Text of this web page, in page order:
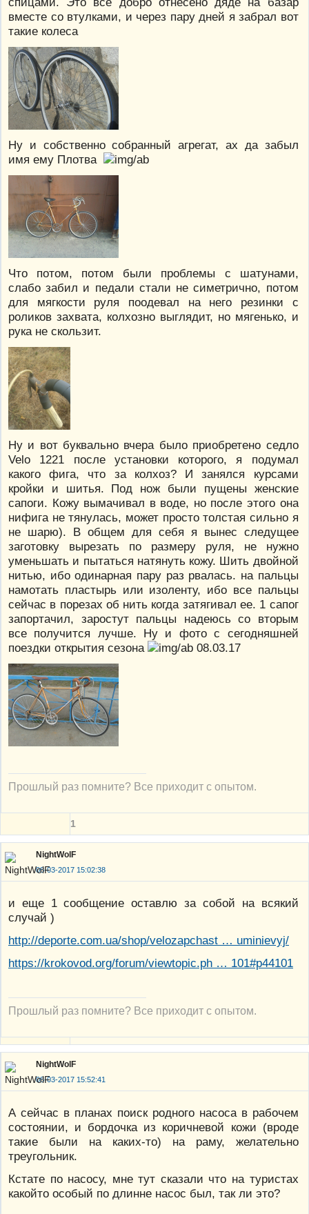
вместе со втулками, и через пару дней я забрал вот
такие колеса
Ну и собственно собранный агрегат, ах да забыл
имя ему Плотва
Что потом, потом были проблемы с шатунами,
слабо забил и педали стали не симетрично, потом
для мягкости руля поодевал на него резинки с
роликов захвата, колхозно выглядит, но мягенько, и
рука не скользит.
Ну и вот буквально вчера было приобретено седло
Velo 1221 после установки которого, я подумал
какого фига, что за колхоз? И занялся курсами
кройки и шитья. Под нож были пущены женские
сапоги. Кожу вымачивал в воде, но после этого она
нифига не тянулась, может просто толстая сильно я
не шарю). В общем для себя я вынес следущее
заготовку вырезать по размеру руля, не нужно
уменьшать и пытаться натянуть кожу. Шить двойной
нитью, ибо одинарная пару раз рвалась. на пальцы
намотать пластырь или изоленту, ибо все пальцы
сейчас в порезах об нить когда затягивал ее. 1 сапог
запортачил, заростут пальцы надеюсь со вторым
все получится лучше. Ну и фото с сегодняшней
поездки открытия сезона
08.03.17
Прошлый раз помните? Все приходит с опытом.
1
NightWolF
08-03-2017 15:02:38
и еще 1 сообщение оставлю за собой на всякий
случай )
http://deporte.com.ua/shop/velozapchast … uminievyj/
https://krokovod.org/forum/viewtopic.ph … 101#p44101
Прошлый раз помните? Все приходит с опытом.
NightWolF
08-03-2017 15:52:41
А сейчас в планах поиск родного насоса в рабочем
состоянии, и бордочка из коричневой кожи (вроде
такие были на каких-то) на раму, желательно
треугольник.
Кстате по насосу, мне тут сказали что на туристах
какойто особый по длинне насос был, так ли это?